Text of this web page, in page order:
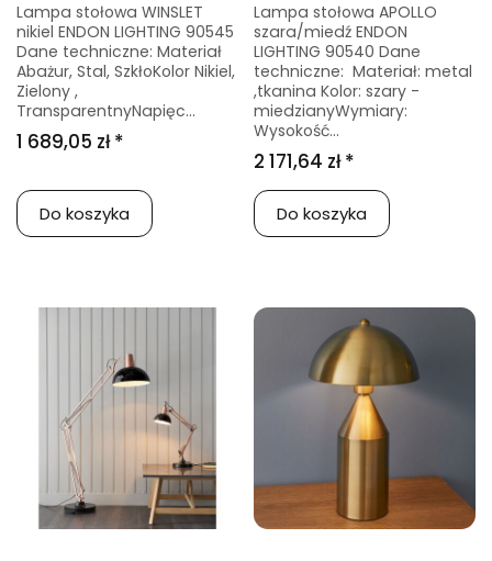
Lampa stołowa WINSLET
nikiel ENDON LIGHTING 90545
Dane techniczne: Materiał
Abażur, Stal, SzkłoKolor Nikiel,
Zielony ,
TransparentnyNapięc...
1 689,05 zł *
Do koszyka
Lampa stołowa APOLLO
szara/miedź ENDON
LIGHTING 90540 Dane
techniczne: Materiał: metal
,tkanina Kolor: szary -
miedzianyWymiary:
Wysokość...
2 171,64 zł *
Do koszyka